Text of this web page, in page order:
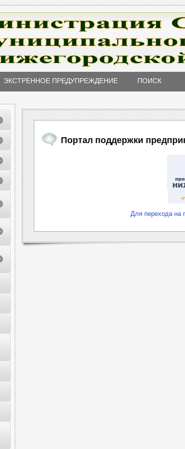
ЭКСТРЕННОЕ ПРЕДУПРЕЖДЕНИЕ ПОИСК
Портал поддержки
Для перехода на